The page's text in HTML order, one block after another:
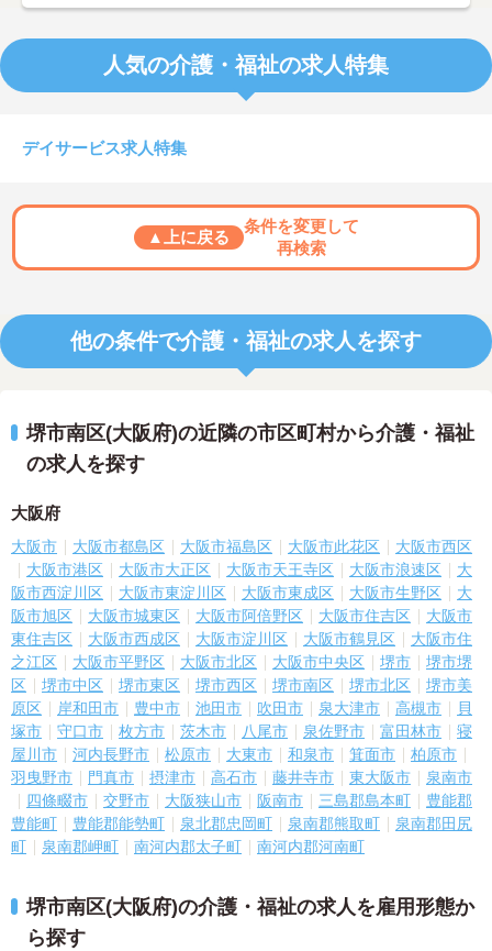
人気の介護・福祉の求人特集
デイサービス求人特集
▲上に戻る
条件を変更して
再検索
他の条件で介護・福祉の求人を探す
堺市南区(大阪府)の近隣の市区町村から介護・福祉
の求人を探す
大阪府
大阪市 大阪市都島区 大阪市福島区 大阪市此花区
大阪市西区
大阪市港区
大阪市大正区 大阪市天王寺区 大阪市浪速区
大
阪市西淀川区
大阪市東淀川区 大阪市東成区 大阪市生野区
大
阪市旭区
大阪市城東区 大阪市阿倍野区 大阪市住吉区
大阪市
東住吉区
大阪市西成区 大阪市淀川区 大阪市鶴見区
大阪市住
之江区
大阪市平野区 大阪市北区 大阪市中央区 堺市
堺市堺
区
堺市中区 堺市東区 堺市西区 堺市南区 堺市北区
堺市美
原区
岸和田市 豊中市 池田市 吹田市 泉大津市 高槻市
貝
塚市
守口市 枚方市 茨木市 八尾市 泉佐野市 富田林市
寝
屋川市
河内長野市 松原市 大東市 和泉市 箕面市
柏原市
羽曳野市
門真市 摂津市 高石市 藤井寺市 東大阪市
泉南市
四條畷市
交野市 大阪狭山市 阪南市 三島郡島本町
豊能郡
豊能町
豊能郡能勢町 泉北郡忠岡町 泉南郡熊取町
泉南郡田尻
町
泉南郡岬町 南河内郡太子町 南河内郡河南町
堺市南区(大阪府)の介護・福祉の求人を雇用形態か
ら探す